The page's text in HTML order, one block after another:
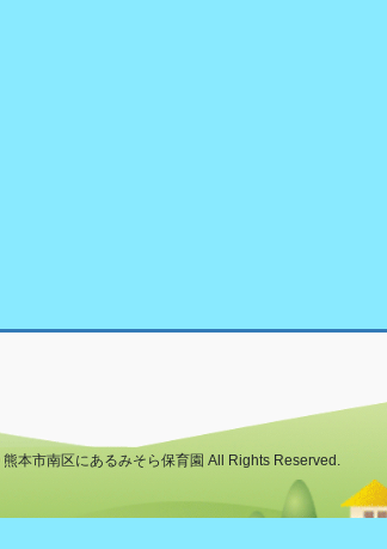
本市南区にあるみそら保育園 All Rights Reserved.